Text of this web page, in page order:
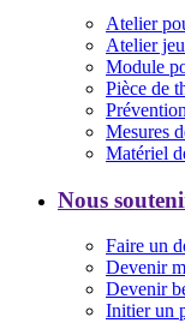
Atelier
Atelier
Module
Pièce de
Mesures
Matériel
Nous
Faire un
Devenir
Devenir
Initier un